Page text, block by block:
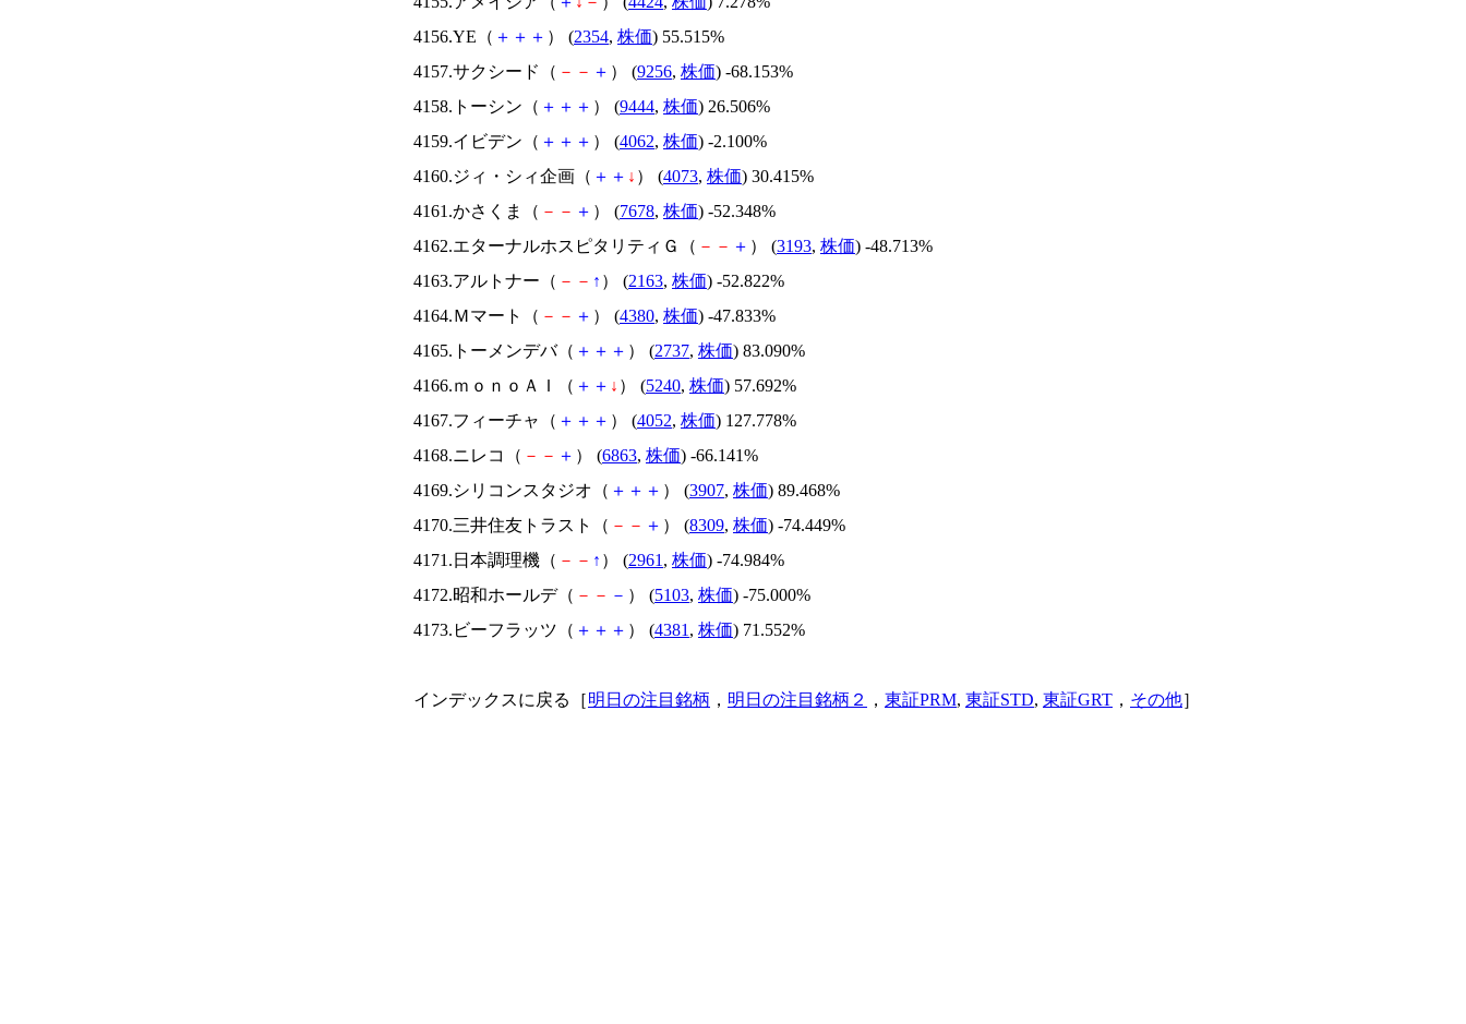
4156.YE（ ＋ ＋ ＋ ） (2354, 株価) 55.515%
4157.サクシード（ － － ＋ ） (9256, 株価) -68.153%
4158.トーシン（ ＋ ＋ ＋ ） (9444, 株価) 26.506%
4159.イビデン（ ＋ ＋ ＋ ） (4062, 株価) -2.100%
4160.ジィ・シィ企画（ ＋ ＋ ↓ ） (4073, 株価) 30.415%
4161.かさくま（ － － ＋ ） (7678, 株価) -52.348%
4162.エターナルホスピタリティＧ（ － － ＋ ） (3193, 株価) -48.713%
4163.アルトナー（ － － ↑ ） (2163, 株価) -52.822%
4164.Ｍマート（ － － ＋ ） (4380, 株価) -47.833%
4165.トーメンデバ（ ＋ ＋ ＋ ） (2737, 株価) 83.090%
4166.ｍｏｎｏＡＩ（ ＋ ＋ ↓ ） (5240, 株価) 57.692%
4167.フィーチャ（ ＋ ＋ ＋ ） (4052, 株価) 127.778%
4168.ニレコ（ － － ＋ ） (6863, 株価) -66.141%
4169.シリコンスタジオ（ ＋ ＋ ＋ ） (3907, 株価) 89.468%
4170.三井住友トラスト（ － － ＋ ） (8309, 株価) -74.449%
4171.日本調理機（ － － ↑ ） (2961 , 株価) -74.984%
4172.昭和ホールデ（ － － － ） (5103, 株価) -75.000%
4173.ビーフラッツ（ ＋ ＋ ＋ ） (4381 , 株価) 71.552%
インデックスに戻る［明日の注目銘柄 ， 明日の注目銘柄２ ， 東証PRM, 東証STD, 東証GRT ， その他］